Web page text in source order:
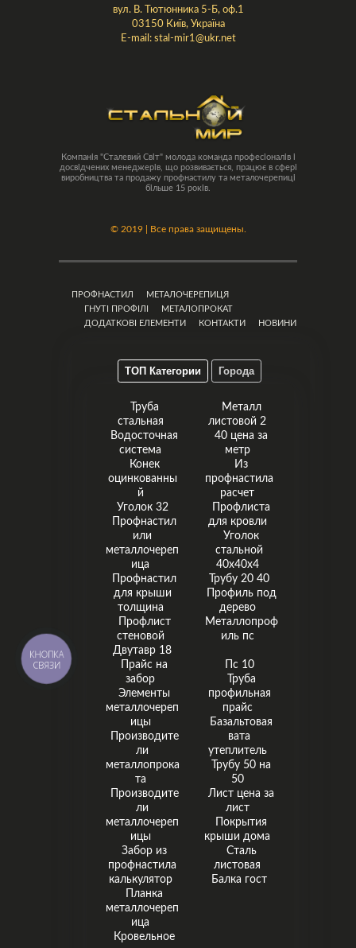
вул. В. Тютюнника 5-Б, оф.1
03150 Київ, Україна
E-mail: stal-mir1@ukr.net
Компанія "Сталевий Світ" молода команда професіоналів і
досвідчених менеджерів, що розвивається, працює в сфері
виробництва та продажу профнастилу та металочерепиці
більше 15 років.
© 2019 | Все права защищены.
ПРОФНАСТИЛ
МЕТАЛОЧЕРЕПИЦЯ
ГНУТІ ПРОФІЛІ
МЕТАЛОПРОКАТ
ДОДАТКОВІ ЕЛЕМЕНТИ
КОНТАКТИ НОВИНИ
ТОП Категории Города
Труба
стальная
Водосточная
система
Конек
оцинкованны
й
Уголок 32
Профнастил
или
металлочереп
ица
Профнастил
для крыши
толщина
Профлист
стеновой
Двутавр 18
Металл
листовой 2
40 цена за
метр
Из
профнастила
расчет
Профлиста
для кровли
Уголок
стальной
40х40х4
Трубу 20 40
Профиль под
дерево
Металлопроф
иль пс
Прайс на
забор
Элементы
металлочереп
ицы
Производите
ли
металлопрока
та
Производите
ли
металлочереп
ицы
Забор из
профнастила
калькулятор
Планка
металлочереп
ица
Кровельное
Пс 10
Труба
профильная
прайс
Базальтовая
вата
утеплитель
Трубу 50 на
50
Лист цена за
лист
Покрытия
крыши дома
Сталь
листовая
Балка гост
КНОПКА
СВЯЗИ